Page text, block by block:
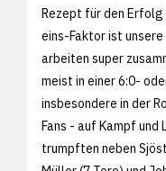
Rezept für den Erfolg
eins-Faktor ist unsere
arbeiten super
meist in einer 6:0-
insbesondere in der
Fans - auf Kampf und
trumpften neben